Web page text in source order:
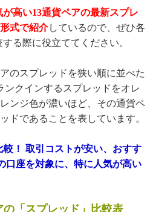
が高い13通貨ペアの最新スプレ
式で紹介しているので、ぜひ各
る際に役立ててください。
のスプレッドを狭い順に並べた
ンクインするスプレッドをオレ
ンジ色が濃いほど、その通貨ペ
ドであることを表しています。
！ 取引コストが安い、おすす
口座を対象に、特に人気が高い
「スプレッド」比較表